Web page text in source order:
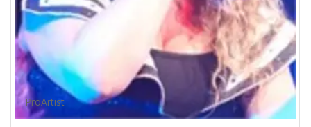
ProArtist